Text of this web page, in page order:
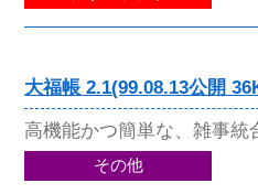
大福帳 2.1(99.08.13公開
高機能かつ簡単な、雑事統
その他